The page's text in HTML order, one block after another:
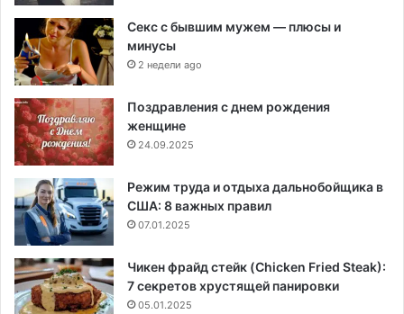
Секс с бывшим мужем — плюсы и
минусы
2 недели ago
Поздравления с днем рождения
женщине
24.09.2025
Режим труда и отдыха дальнобойщика в
США: 8 важных правил
07.01.2025
Чикен фрайд стейк (Chicken Fried Steak):
7 секретов хрустящей панировки
05.01.2025